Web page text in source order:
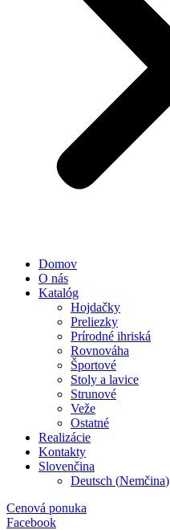
Domov
O nás
Katalóg
Hojdačky
Preliezky
Prírodné ihriská
Rovnováha
Športové
Stoly a lavice
Strunové
Veže
Ostatné
Realizácie
Kontakty
Slovenčina
Deutsch (Nemčina)
Cenová ponuka
Facebook